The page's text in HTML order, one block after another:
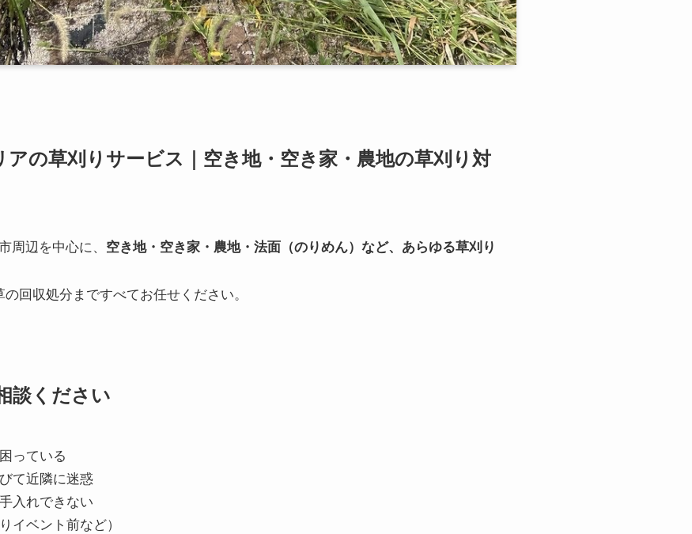
アの草刈りサービス｜空き地・空き家・農地の草刈り対
周辺を中心に、 空き地・空き家・農地・法面（のりめん）など、あらゆる草刈り
回収処分まですべてお任せください。
談ください
っている
て近隣に迷惑
入れできない
イベント前など）